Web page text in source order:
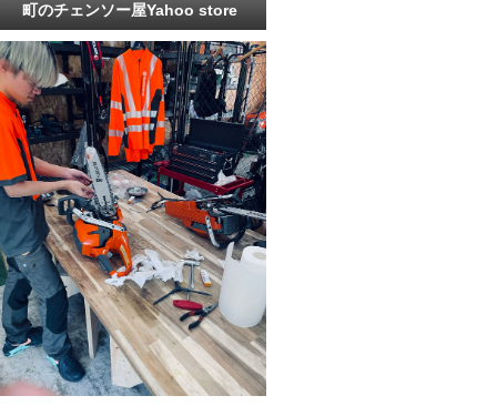
町のチェンソー屋Yahoo store